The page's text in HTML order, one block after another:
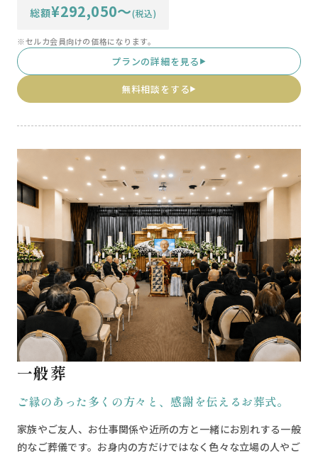
総額¥292,050〜(税込)
※セルカ会員向けの価格になります。
プランの詳細を見る ▶
無料相談をする▶
一般葬
ご縁のあった多くの方々と、感謝を伝えるお葬式。
家族やご友人、お仕事関係や近所の方と一緒にお別れする一般
的なご葬儀です。お身内の方だけではなく色々な立場の人やご